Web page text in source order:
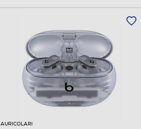
AURICOLARI